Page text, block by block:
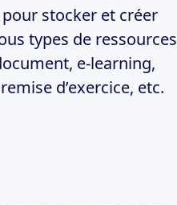
pour stocker et créer
types de ressources
e-learning,
d’exercice, etc.